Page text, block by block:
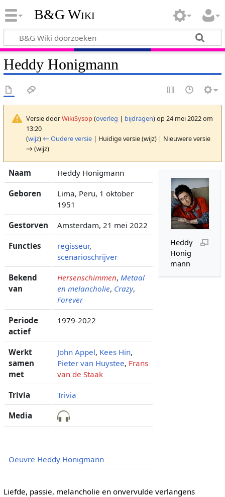
B&G Wiki
Heddy Honigmann
Versie doorWikiSysop (overleg | bijdragen)op 24 mei 2022 om
13:20
(wijz) ← Oudere versie| Huidige versie (wijz) | Nieuwere versie
→ (wijz)
Heddy
Honig
mann
Naam Heddy Honigmann
Geboren
Lima, Peru, 1 oktober
1951
Gestorven Amsterdam, 21 mei 2022
Functies regisseur,
scenarioschrijver
Bekend
van
Hersenschimmen, Metaal
en melancholie, Crazy,
Forever
Periode
actief
1979-2022
Werkt
samen
met
John Appel, Kees Hin,
Pieter van Huystee, Frans
van de Staak
Trivia Trivia
Media
Oeuvre Heddy Honigmann
Liefde, passie, melancholie en onvervulde verlangens